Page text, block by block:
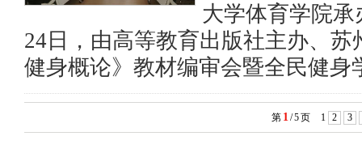
大学体育学院承
24日，由高等教育出版社主办、
健身概论》教材编审会暨全民健
第 1 /5页 1 2 3